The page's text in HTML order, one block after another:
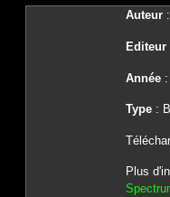
Auteur:
Editeur
Année:
Type:
Plus